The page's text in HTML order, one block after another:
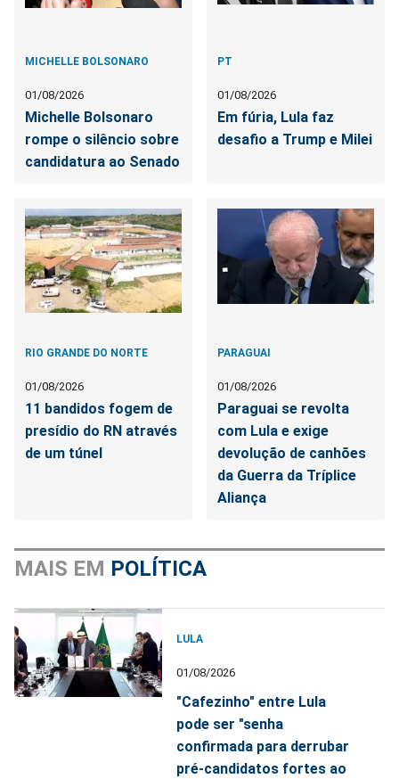
MICHELLE BOLSONARO
01/08/2026
Michelle Bolsonaro
rompe o silêncio sobre
candidatura ao Senado
PT
01/08/2026
Em fúria, Lula faz
desafio a Trump e Milei
RIO GRANDE DO NORTE
01/08/2026
11 bandidos fogem de
presídio do RN através
de um túnel
PARAGUAI
01/08/2026
Paraguai se revolta
com Lula e exige
devolução de canhões
da Guerra da Tríplice
Aliança
MAIS EM POLÍTICA
LULA
01/08/2026
"Cafezinho" entre Lula
pode ser "senha
confirmada para derrubar
pré-candidatos fortes ao